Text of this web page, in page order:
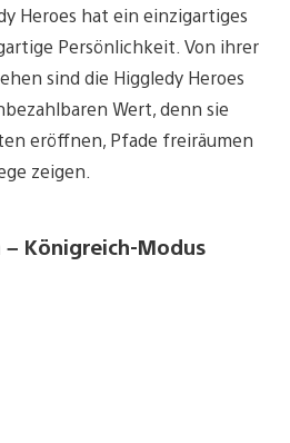
Heroes hat ein einzigartiges
Persönlichkeit. Von ihrer
sind die Higgledy Heroes
Wert, denn sie
eröffnen, Pfade freiräumen
zeigen.
Königreich-Modus